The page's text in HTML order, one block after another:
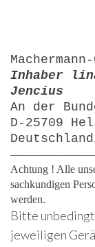
Inhaber
Jencius
An der
D-25709
Achtung ! Alle
sachkundigen
werden.
Bitte
jeweiligen